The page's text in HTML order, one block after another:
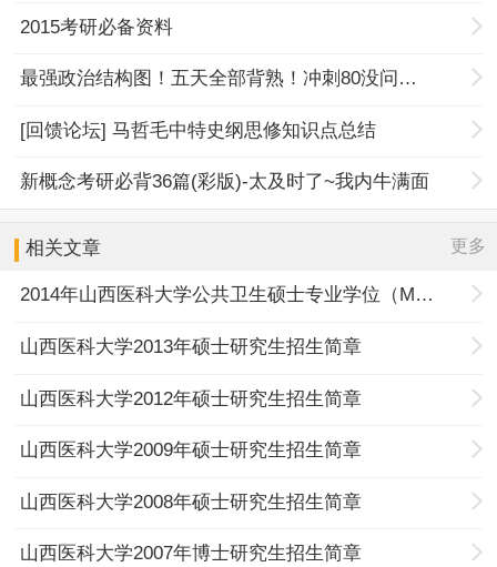
2015考研必备资料
最强政治结构图！五天全部背熟！冲刺80没问题！
[回馈论坛] 马哲毛中特史纲思修知识点总结
新概念考研必背36篇(彩版)-太及时了~我内牛满面
相关文章 更多
2014年山西医科大学公共卫生硕士专业学位（MPH)招生简章
山西医科大学2013年硕士研究生招生简章
山西医科大学2012年硕士研究生招生简章
山西医科大学2009年硕士研究生招生简章
山西医科大学2008年硕士研究生招生简章
山西医科大学2007年博士研究生招生简章